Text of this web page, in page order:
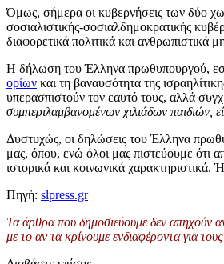
Όμως, σήμερα οι κυβερνήσεις των δύο
σοσιαλιστικής-σοσιαλδημοκρατικής
διαφορετικά πολιτικά και ανθρωπιστικά
Η δήλωση του Έλληνα πρωθυπουργού,
ορίων και τη βαναυσότητα της
υπερασπιστούν τον εαυτό τους, αλλά
συμπεριλαμβανομένων χιλιάδων παιδιών,
Δυστυχώς, οι δηλώσεις του Έλληνα
μας, όπου, ενώ όλοι μας πιστεύουμε ότι
ιστορικά και κοινωνικά
Πηγή: slpress.gr
Τα άρθρα που δημοσιεύουμε δεν απηχούν
με το αν τα κρίνουμε ενδιαφέροντα για